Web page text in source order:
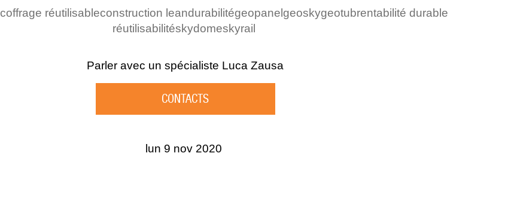
coffrage réutilisableconstruction leandurabilitégeopanel geoskygeotubrentabilité durable
réutilisabilitéskydomeskyrail
Parler avec un spécialiste Luca Zausa
CONTACTS
lun 9 nov 2020